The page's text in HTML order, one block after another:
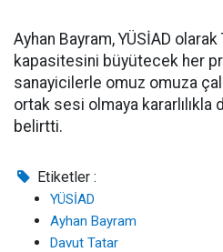
Ayhan Bayram, YÜSİAD
kapasitesini büyütecek her
sanayicilerle omuz omuza
ortak sesi olmaya
belirtti.
Etiketler :
YÜSİAD
Ayhan Bayram
Davut Tatar